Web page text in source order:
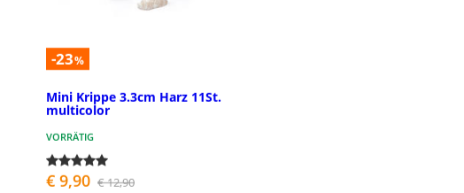
-23%
Mini Krippe 3.3cm Harz 11St.
multicolor
VORRÄTIG
€ 9,90 € 12,90